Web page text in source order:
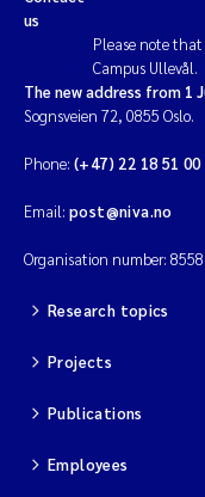
Anders
Dag Øystein
Magnus
us
Please note
Campus Ullevål.
The new address from 1
Sognsveien 72, 0855 Oslo.
Phone: (+47) 22 18 51 00
Email: post@niva.no
Organisation number:
Research topics
Projects
Publications
Employees